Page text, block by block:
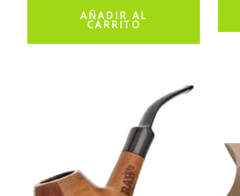
AÑADIR AL
CARRITO